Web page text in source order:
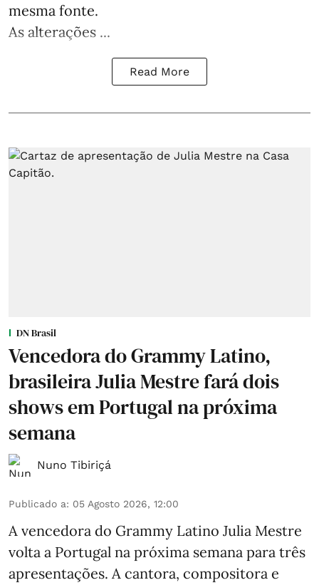
mesma fonte.
As alterações ...
Read More
DN Brasil
Vencedora do Grammy Latino,
brasileira Julia Mestre fará dois
shows em Portugal na próxima
semana
Nuno Tibiriçá
Publicado a: 05 Agosto 2026, 12:00
A vencedora do Grammy Latino Julia Mestre
volta a Portugal na próxima semana para três
apresentações. A cantora, compositora e